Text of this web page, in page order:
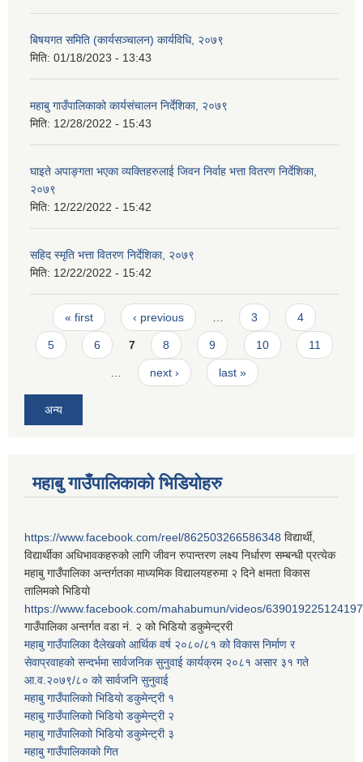
बिषयगत समिति (कार्यसञ्चालन) कार्यविधि, २०७९
मिति: 01/18/2023 - 13:43
महाबु गाउँपालिकाको कार्यसंचालन निर्देशिका, २०७९
मिति: 12/28/2022 - 15:43
घाइते अपाङ्गता भएका व्यक्तिहरुलाई जिवन निर्वाह भत्ता वितरण निर्देशिका,
२०७९
मिति: 12/22/2022 - 15:42
सहिद स्मृति भत्ता वितरण निर्देशिका, २०७९
मिति: 12/22/2022 - 15:42
Pages
« first ‹ previous 3 4
5 6 7 8 9 10 11
next › last »
अन्य
महाबु गाउँपालिकाको भिडियोहरु
https://www.facebook.com/reel/862503266586348 विद्यार्थी,
विद्यार्थीका अधिभावकहरुको लागि जीवन रुपान्तरण लक्ष्य निर्धारण सम्बन्धी प्रत्येक
महाबु गाउँपालिका अन्तर्गतका माध्यमिक विद्यालयहरुमा २ दिने क्षमता विकास
तालिमको भिडियो
https://www.facebook.com/mahabumun/videos/639019225124197
गाउँपालिका अन्तर्गत वडा नं. २ को भिडियो डकुमेन्ट्ररी
महाबु गाउँपालिका दैलेखको आर्थिक वर्ष २०८०/८१ को विकास निर्माण र
सेवाप्रवाहको सन्दर्भमा सार्वजनिक सुनुवाई कार्यक्रम २०८१ असार ३१ गते
आ.व.२०७९/८० को सार्वजनि सुनुवाई
महाबु गाउँपालिकाो भिडियो डकुमेन्ट्री १
महाबु गाउँपालिकाो भिडियो डकुमेन्ट्री २
महाबु गाउँपालिकाो भिडियो डकुमेन्ट्री ३
महाबु गाउँपालिकाको गित